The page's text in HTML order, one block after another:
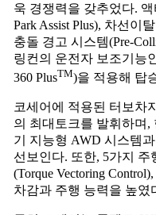
욱 경쟁력을 갖추었다.
Park Assist Plus), 차선이
충돌 경고 시스템(Pre-
링컨의 운전자 보조기능
360 PlusTM)을 적용해 탑
코세어에 적용된 터보차
의 최대토크를 발휘하며,
기 지능형 AWD 시스템
선보인다. 또한, 5가지
(Torque Vectoring
차감과 주행 능력을 높였